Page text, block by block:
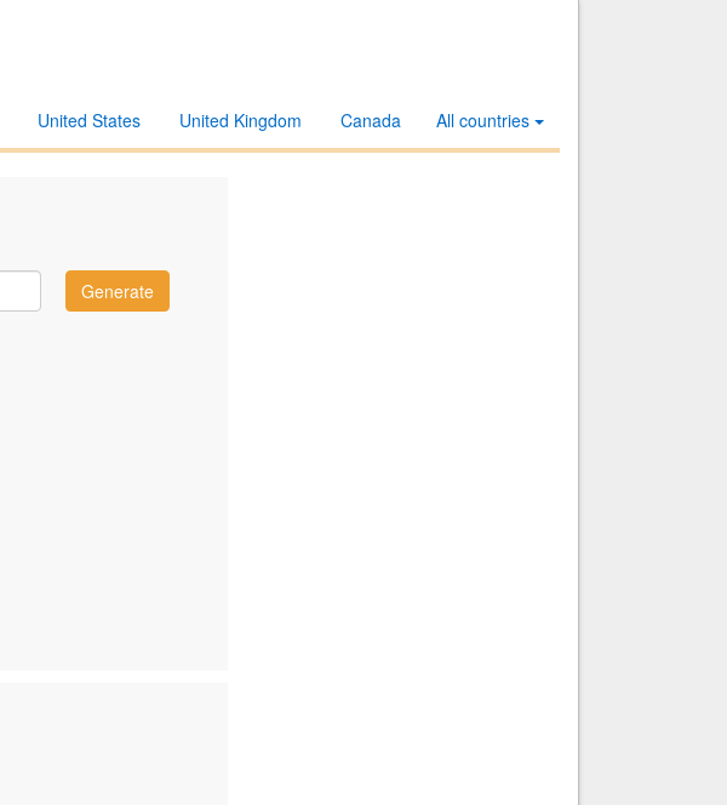
All countries
Canada
United Kingdom
United States